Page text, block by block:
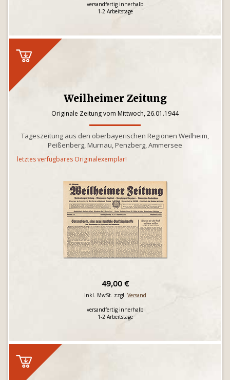
versandfertig innerhalb
1-2 Arbeitstage
Weilheimer Zeitung
Originale Zeitung vom Mittwoch, 26.01.1944
Tageszeitung aus den oberbayerischen Regionen Weilheim,
Peißenberg, Murnau, Penzberg, Ammersee
letztes verfügbares Originalexemplar!
49,00 €
inkl. MwSt. zzgl. Versand
versandfertig innerhalb
1-2 Arbeitstage